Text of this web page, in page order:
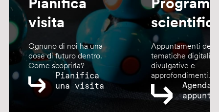
visita
Ognuno di noi ha una
dose di futuro dentro.
Come scoprirla?
Pianifica
una visita
Appuntamenti
tematiche digitali,
divulgative e
approfondimenti.
Agenda